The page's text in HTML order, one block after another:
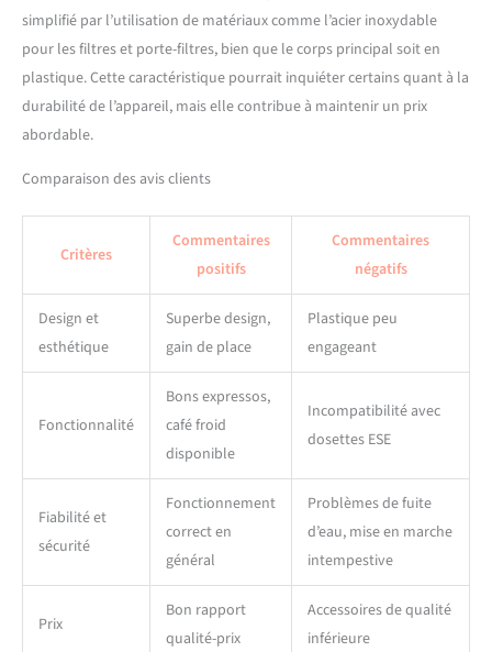
simplifié par l’utilisation de matériaux comme l’acier inoxydable
pour les filtres et porte-filtres, bien que le corps principal soit en
plastique. Cette caractéristique pourrait inquiéter certains quant à la
durabilité de l’appareil, mais elle contribue à maintenir un prix
abordable.
Comparaison des avis clients
Critères
Commentaires
positifs
Commentaires
négatifs
Design et
esthétique
Superbe design,
gain de place
Plastique peu
engageant
Fonctionnalité
Bons expressos,
café froid
disponible
Incompatibilité avec
dosettes ESE
Fiabilité et
sécurité
Fonctionnement
correct en
général
Problèmes de fuite
d’eau, mise en marche
intempestive
Prix
Bon rapport
qualité-prix
Accessoires de qualité
inférieure